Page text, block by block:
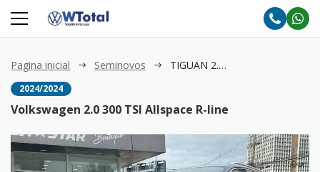
Pagina inicial Seminovos TIGUAN 2.0 300 TSI Allspace R-line
2024/2024
Volkswagen 2.0 300 TSI Allspace R-line